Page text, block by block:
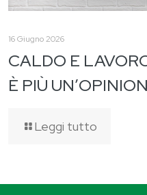
16 Giugno 2026
CALDO E
È PIÙ
Leggi tutto